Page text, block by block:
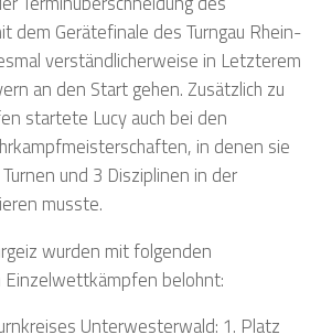
dem Gerätefinale des Turngau Rhein-
verständlicherweise in Letzterem
an den Start gehen. Zusätzlich zu
startete Lucy auch bei den
in denen sie
und 3 Disziplinen in der
musste.
wurden mit folgenden
Einzelwettkämpfen belohnt:
Unterwesterwald: 1. Platz